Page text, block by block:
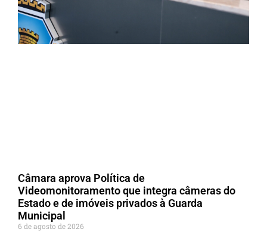
Câmara aprova Política de
Videomonitoramento que integra câmeras do
Estado e de imóveis privados à Guarda
Municipal
6 de agosto de 2026